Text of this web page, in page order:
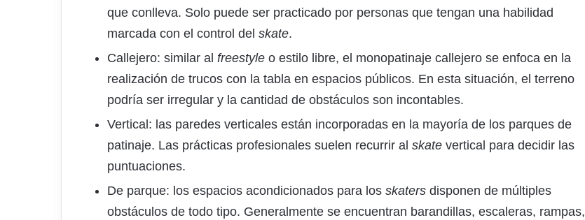
que conlleva. Solo puede ser practicado por personas que tengan una habilidad
marcada con el control del skate.
Callejero: similar al freestyle o estilo libre, el monopatinaje callejero se enfoca en la
realización de trucos con la tabla en espacios públicos. En esta situación, el terreno
podría ser irregular y la cantidad de obstáculos son incontables.
Vertical: las paredes verticales están incorporadas en la mayoría de los parques de
patinaje. Las prácticas profesionales suelen recurrir al skate vertical para decidir las
puntuaciones.
De parque: los espacios acondicionados para los skaters disponen de múltiples
obstáculos de todo tipo. Generalmente se encuentran barandillas, escaleras, rampas,